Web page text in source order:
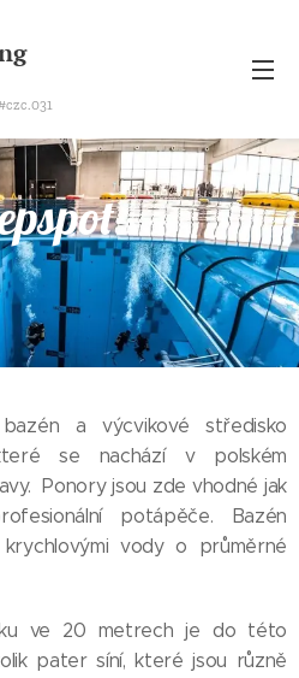
a výcvikové středisko
se nachází v polském
Ponory jsou zde vhodné jak
potápěče. Bazén
vody o průměrné
ve 20 metrech je do této
pater síní, které jsou různě